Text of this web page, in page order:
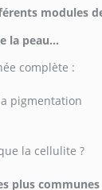
modules
la peau...
complète :
pigmentation
la cellulite ?
plus communes